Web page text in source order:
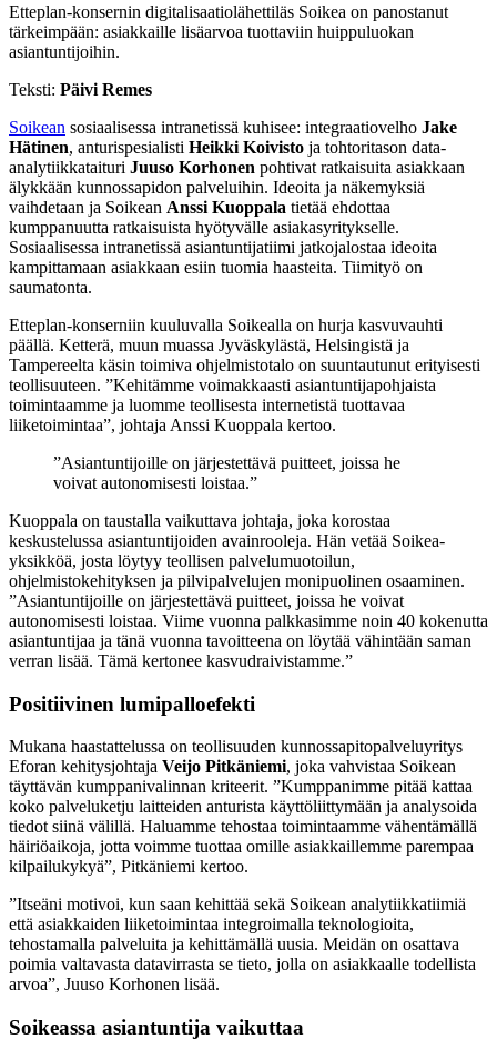
Etteplan-konsernin digitalisaatiolähettiläs Soikea on panostanut
tärkeimpään: asiakkaille lisäarvoa tuottaviin huippuluokan
asiantuntijoihin.
Teksti: Päivi Remes
Soikean sosiaalisessa intranetissä kuhisee: integraatiovelho Jake
Hätinen, anturispesialisti Heikki Koivisto ja tohtoritason data-
analytiikkataituri Juuso Korhonen pohtivat ratkaisuita asiakkaan
älykkään kunnossapidon palveluihin. Ideoita ja näkemyksiä
vaihdetaan ja Soikean Anssi Kuoppala tietää ehdottaa
kumppanuutta ratkaisuista hyötyvälle asiakasyritykselle.
Sosiaalisessa intranetissä asiantuntijatiimi jatkojalostaa ideoita
kampittamaan asiakkaan esiin tuomia haasteita. Tiimityö on
saumatonta.
Etteplan-konserniin kuuluvalla Soikealla on hurja kasvuvauhti
päällä. Ketterä, muun muassa Jyväskylästä, Helsingistä ja
Tampereelta käsin toimiva ohjelmistotalo on suuntautunut erityisesti
teollisuuteen. ”Kehitämme voimakkaasti asiantuntijapohjaista
toimintaamme ja luomme teollisesta internetistä tuottavaa
liiketoimintaa”, johtaja Anssi Kuoppala kertoo.
”Asiantuntijoille on järjestettävä puitteet, joissa he
voivat autonomisesti loistaa.”
Kuoppala on taustalla vaikuttava johtaja, joka korostaa
keskustelussa asiantuntijoiden avainrooleja. Hän vetää Soikea-
yksikköä, josta löytyy teollisen palvelumuotoilun,
ohjelmistokehityksen ja pilvipalvelujen monipuolinen osaaminen.
”Asiantuntijoille on järjestettävä puitteet, joissa he voivat
autonomisesti loistaa. Viime vuonna palkkasimme noin 40 kokenutta
asiantuntijaa ja tänä vuonna tavoitteena on löytää vähintään saman
verran lisää. Tämä kertonee kasvudraivistamme.”
Positiivinen lumipalloefekti
Mukana haastattelussa on teollisuuden kunnossapitopalveluyritys
Eforan kehitysjohtaja Veijo Pitkäniemi, joka vahvistaa Soikean
täyttävän kumppanivalinnan kriteerit. ”Kumppanimme pitää kattaa
koko palveluketju laitteiden anturista käyttöliittymään ja analysoida
tiedot siinä välillä. Haluamme tehostaa toimintaamme vähentämällä
häiriöaikoja, jotta voimme tuottaa omille asiakkaillemme parempaa
kilpailukykyä”, Pitkäniemi kertoo.
”Itseäni motivoi, kun saan kehittää sekä Soikean analytiikkatiimiä
että asiakkaiden liiketoimintaa integroimalla teknologioita,
tehostamalla palveluita ja kehittämällä uusia. Meidän on osattava
poimia valtavasta datavirrasta se tieto, jolla on asiakkaalle todellista
arvoa”, Juuso Korhonen lisää.
Soikeassa asiantuntija vaikuttaa